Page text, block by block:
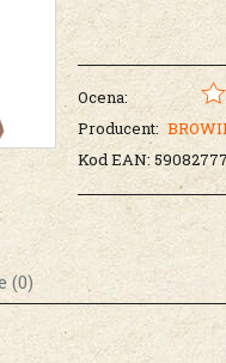
Ocena:
Producent:
Kod EAN:
(0)